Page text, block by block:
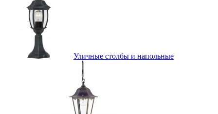
Уличные столбы и напольные